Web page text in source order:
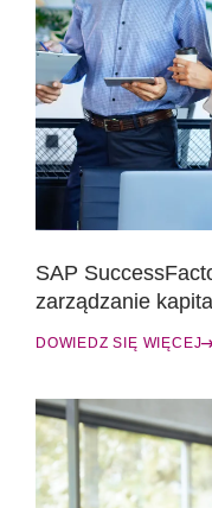
SAP
zarządzanie
DOWIEDZ SIĘ WIĘCEJ